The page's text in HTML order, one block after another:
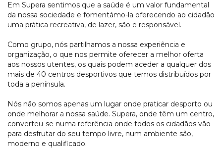
Em Supera sentimos que a saúde é um valor fundamental
da nossa sociedade e fomentámo-la oferecendo ao cidadão
uma prática recreativa, de lazer, são e responsável.
Como grupo, nós partilhamos a nossa experiência e
organização, o que nos permite oferecer a melhor oferta
aos nossos utentes, os quais podem aceder a qualquer dos
mais de 40 centros desportivos que temos distribuídos por
toda a península.
Nós não somos apenas um lugar onde praticar desporto ou
onde melhorar a nossa saúde. Supera, onde têm um centro,
converteu-se numa referência onde todos os cidadãos vão
para desfrutar do seu tempo livre, num ambiente são,
moderno e qualificado.